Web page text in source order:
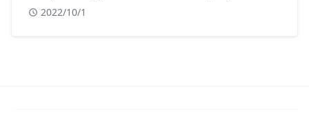
sebagai?
2022/10/1